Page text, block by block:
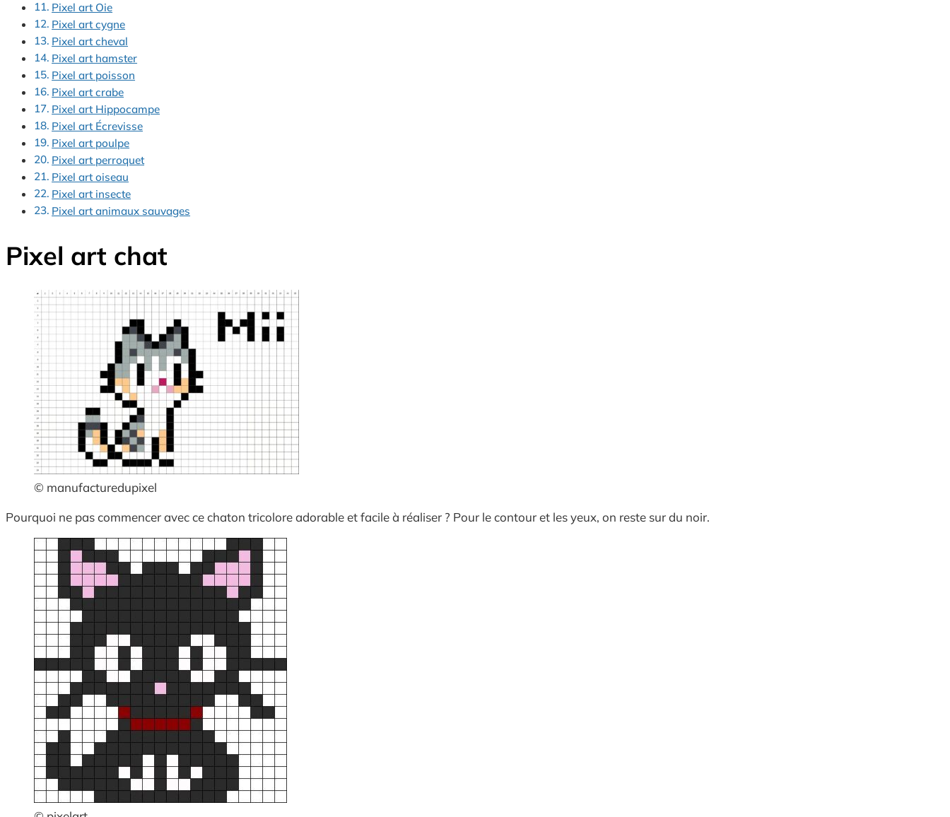
Pixel art Oie
Pixel art cygne
Pixel art cheval
Pixel art hamster
Pixel art poisson
Pixel art crabe
Pixel art Hippocampe
Pixel art Écrevisse
Pixel art poulpe
Pixel art perroquet
Pixel art oiseau
Pixel art insecte
Pixel art animaux sauvages
Pixel art chat
© manufacturedupixel
Pourquoi ne pas commencer avec ce chaton tricolore adorable et facile à réaliser ? Pour le contour et les yeux, on reste sur du noir.